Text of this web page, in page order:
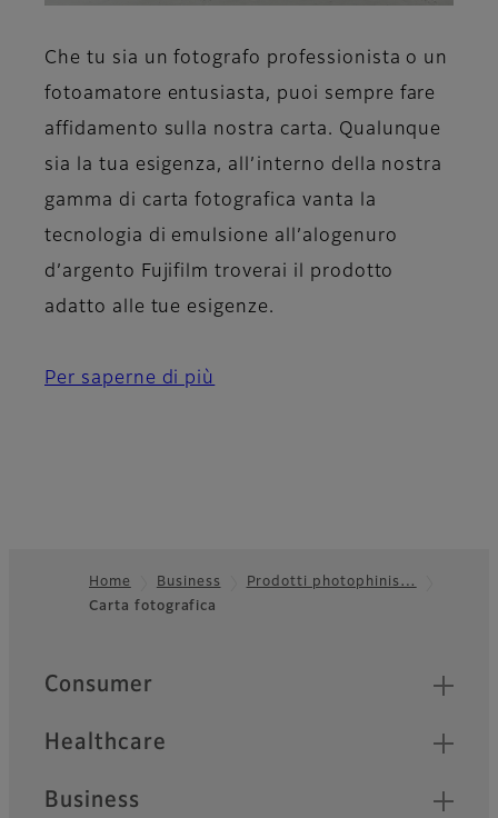
Che tu sia un fotografo professionista o un
fotoamatore entusiasta, puoi sempre fare
affidamento sulla nostra carta. Qualunque
sia la tua esigenza, all’interno della nostra
gamma di carta fotografica vanta la
tecnologia di emulsione all’alogenuro
d’argento Fujifilm troverai il prodotto
adatto alle tue esigenze.
Per saperne di più
Footer
Home Business
Prodotti photophinis…
Carta fotografica
Quick Links
Consumer
Healthcare
Business